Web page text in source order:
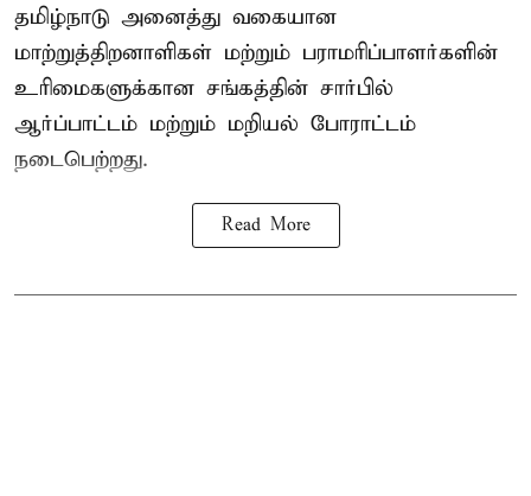
தமிழ்நாடு அனைத்து வகையான
மாற்றுத்திறனாளிகள் மற்றும் பராமரிப்பாளர்களின்
உரிமைகளுக்கான சங்கத்தின் சார்பில்
ஆர்ப்பாட்டம் மற்றும் மறியல் போராட்டம்
நடைபெற்றது.
Read More